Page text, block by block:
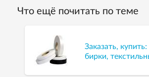
Что ещё почитать по теме
Заказать,
бирки,